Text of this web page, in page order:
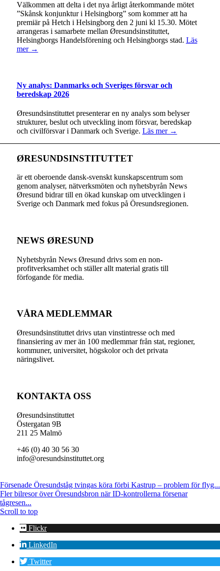
Välkommen att delta i det nya årligt återkommande mötet
”Skånsk konjunktur i Helsingborg” som kommer att ha
premiär på Hetch i Helsingborg den 2 juni kl 15.30. Mötet
arrangeras i samarbete mellan Øresundsinstituttet,
Helsingborgs Handelsförening och Helsingborgs stad. Läs
mer →
Ny analys: Danmarks och Sveriges försvar och
beredskap 2026
Øresundsinstituttet presenterar en ny analys som belyser
strukturer, beslut och utveckling inom försvar, beredskap
och civilförsvar i Danmark och Sverige. Läs mer →
ØRESUNDSINSTITUTTET
är ett oberoende dansk-svenskt kunskapscentrum som
genom analyser, nätverksmöten och nyhetsbyrån News
Øresund bidrar till en ökad kunskap om utvecklingen i
Sverige och Danmark med fokus på Öresundsregionen.
NEWS ØRESUND
Nyhetsbyrån News Øresund drivs som en non-
profitverksamhet och ställer allt material gratis till
förfogande för media.
VÅRA MEDLEMMAR
Øresundsinstituttet drivs utan vinst­intresse och med
finansiering av mer än 100 medlemmar från stat, regioner,
kommuner, universitet, högskolor och det privata
näringslivet.
KONTAKTA OSS
Øresundsinstituttet
Östergatan 9B
211 25 Malmö
+46 (0) 40 30 56 30
info@oresundsinstituttet.org
Försenade Öresundståg tvingas köra förbi Kastrup – problem för flyg...
Fler bilresor över Öresundsbron när ID-kontrollerna försenar
tågresen...
Scroll to top
Flickr
LinkedIn
Twitter